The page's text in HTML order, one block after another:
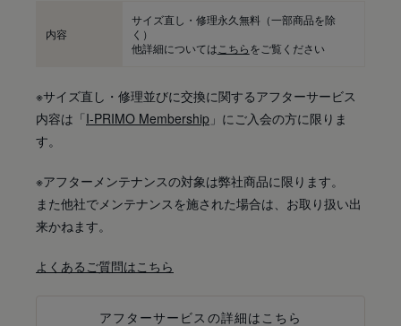
内容
サイズ直し・修理永久無料（一部商品を除
く）
他詳細については こちらをご覧ください
※サイズ直し・修理並びに交換に関するアフターサービス
内容は「I-PRIMO Membership 」にご入会の方に限りま
す。
※アフターメンテナンスの対象は弊社商品に限ります。
また他社でメンテナンスを施された場合は、お取り扱い出
来かねます。
よくあるご質問はこちら
アフターサービスの詳細はこちら